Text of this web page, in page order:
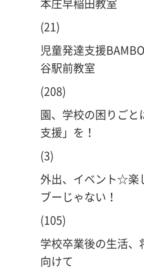
本庄早稲田教室
(21)
児童発達支援
谷駅前教室
(208)
園、学校の困りごと
支援」を！
(3)
外出、イベント☆楽
ブーじゃない！
(105)
学校卒業後の生活、
向けて